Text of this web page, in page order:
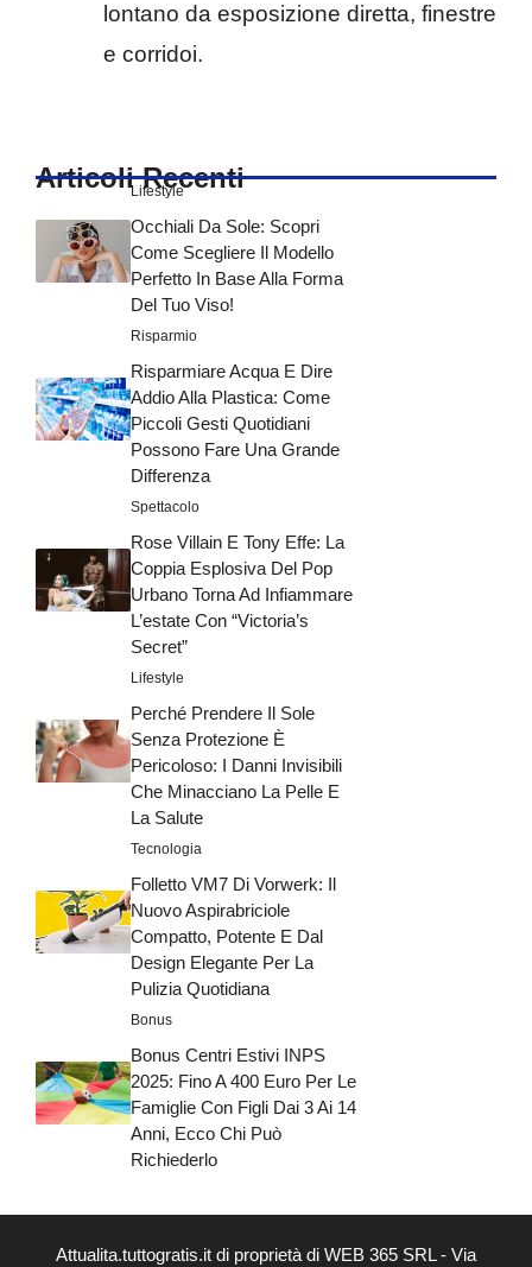
lontano da esposizione diretta, finestre
e corridoi.
Articoli Recenti
Lifestyle
Occhiali Da Sole: Scopri
Come Scegliere Il Modello
Perfetto In Base Alla Forma
Del Tuo Viso!
Risparmio
Risparmiare Acqua E Dire
Addio Alla Plastica: Come
Piccoli Gesti Quotidiani
Possono Fare Una Grande
Differenza
Spettacolo
Rose Villain E Tony Effe: La
Coppia Esplosiva Del Pop
Urbano Torna Ad Infiammare
L’estate Con “Victoria’s
Secret”
Lifestyle
Perché Prendere Il Sole
Senza Protezione È
Pericoloso: I Danni Invisibili
Che Minacciano La Pelle E
La Salute
Tecnologia
Folletto VM7 Di Vorwerk: Il
Nuovo Aspirabriciole
Compatto, Potente E Dal
Design Elegante Per La
Pulizia Quotidiana
Bonus
Bonus Centri Estivi INPS
2025: Fino A 400 Euro Per Le
Famiglie Con Figli Dai 3 Ai 14
Anni, Ecco Chi Può
Richiederlo
Attualita.tuttogratis.it di proprietà di WEB 365 SRL - Via